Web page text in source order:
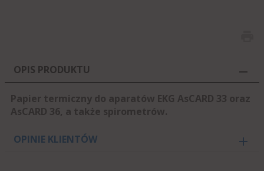
OPIS PRODUKTU
Papier termiczny do aparatów EKG AsCARD 33 oraz
AsCARD 36, a także spirometrów.
OPINIE KLIENTÓW